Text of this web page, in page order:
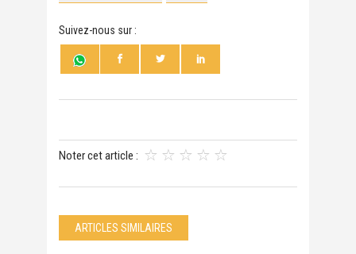
Suivez-nous sur :
Noter cet article :
ARTICLES SIMILAIRES